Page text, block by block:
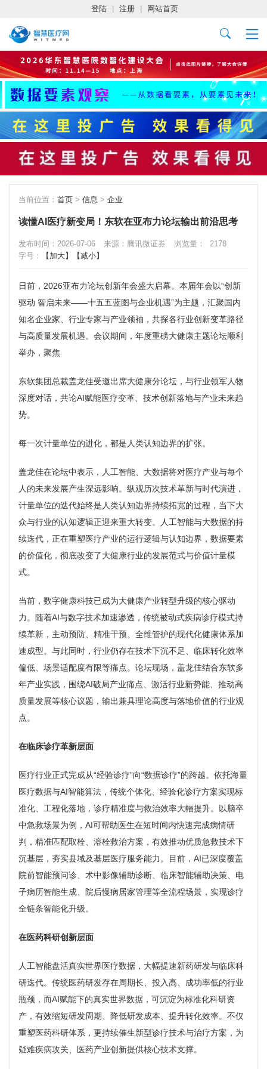
登陆 注册 网站首页
当前位置： 首页 > 信息 > 企业
读懂AI医疗新变局！东软在亚布力论坛输出前沿思考
发布时间：2026-07-06 来源：腾讯微证券 浏览量：
2178
字号：
【加大】 【减小】
日前，2026亚布力论坛创新年会盛大启幕。本届年会以“创新
驱动 智启未来——十五五蓝图与企业机遇”为主题，汇聚国内
知名企业家、行业专家与产业领袖，共探各行业创新变革路径
与高质量发展机遇。会议期间，年度重磅大健康主题论坛顺利
举办，聚焦
东软集团总裁盖龙佳受邀出席大健康分论坛，与行业领军人物
深度对话，共论AI赋能医疗变革、技术创新落地与产业未来趋
势。
每一次计量单位的进化，都是人类认知边界的扩张。
盖龙佳在论坛中表示，人工智能、大数据将对医疗产业与每个
人的未来发展产生深远影响。纵观历次技术革新与时代演进，
计量单位的迭代始终是人类认知边界持续拓宽的过程，当下大
众与行业的认知逻辑正迎来重大转变。人工智能与大数据的持
续迭代，正在重塑医疗产业的运行逻辑与认知边界，数据要素
的价值化，彻底改变了大健康行业的发展范式与价值计量模
式。
当前，数字健康科技已成为大健康产业转型升级的核心驱动
力。随着AI与数字技术加速渗透，传统被动式疾病诊疗模式持
续革新，主动预防、精准干预、全维管护的现代化健康体系加
速成型。与此同时，行业仍存在技术下沉不足、临床转化效率
偏低、场景适配度有限等痛点。论坛现场，盖龙佳结合东软多
年产业实践，围绕AI破局产业痛点、激活行业新势能、推动高
质量发展等核心议题，输出兼具理论高度与落地价值的行业观
点。
在临床诊疗革新层面
医疗行业正式完成从“经验诊疗”向“数据诊疗”的跨越。依托海量
医疗数据与AI智能算法，传统个体化、经验化诊疗方案实现标
准化、工程化落地，诊疗精准度与救治效率大幅提升。以脑卒
中急救场景为例，AI可帮助医生在短时间内快速完成病情研
判，精准匹配取栓、溶栓救治方案，有效推动优质急救技术下
沉基层，夯实县域及基层医疗服务能力。目前，AI已深度覆盖
院前智能预问诊、术中影像辅助诊断、临床智能辅助决策、电
子病历智能生成、院后慢病居家管理等全流程场景，实现诊疗
全链条智能化升级。
在医药科研创新层面
人工智能盘活真实世界医疗数据，大幅提速新药研发与临床科
研迭代。传统医药研发存在周期长、投入高、成功率低的行业
瓶颈，而AI赋能下的真实世界数据，可沉淀为标准化科研资
产，有效缩短研发周期、降低研发成本、提升转化效率。不仅
重塑医药科研体系，更持续催生新型诊疗技术与治疗方案，为
疑难疾病攻关、医药产业创新提供核心技术支撑。